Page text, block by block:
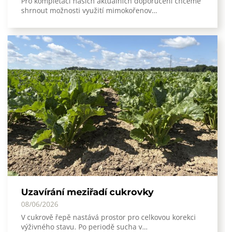
shrnout možnosti využití mimokořenov…
Uzavírání meziřadí cukrovky
08/06/2026
V cukrově řepě nastává prostor pro celkovou korekci
výživného stavu. Po periodě sucha v…